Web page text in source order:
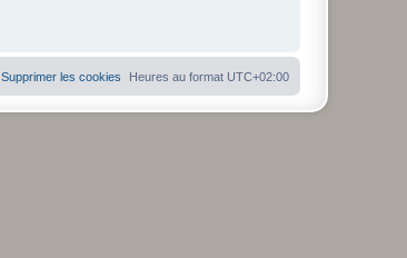
Heures au format UTC+02:00
Supprimer les cookies